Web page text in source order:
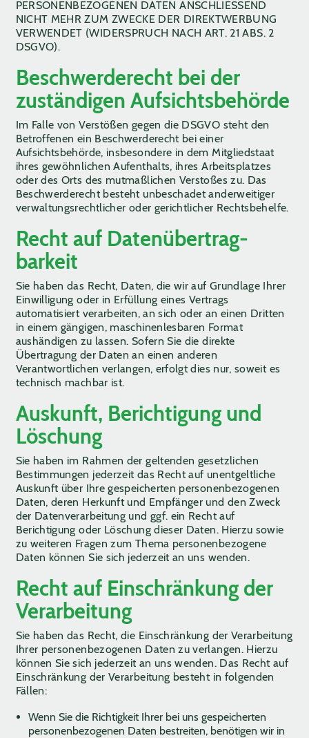
PERSONENBEZOGENEN DATEN ANSCHLIESSEND
NICHT MEHR ZUM ZWECKE DER DIREKTWERBUNG
VERWENDET (WIDERSPRUCH NACH ART. 21 ABS. 2
DSGVO).
Beschwerde­recht bei der
zuständigen Aufsichts­behörde
Im Falle von Verstößen gegen die DSGVO steht den
Betroffenen ein Beschwerderecht bei einer
Aufsichtsbehörde, insbesondere in dem Mitgliedstaat
ihres gewöhnlichen Aufenthalts, ihres Arbeitsplatzes
oder des Orts des mutmaßlichen Verstoßes zu. Das
Beschwerderecht besteht unbeschadet anderweitiger
verwaltungsrechtlicher oder gerichtlicher Rechtsbehelfe.
Recht auf Daten­übertrag­
barkeit
Sie haben das Recht, Daten, die wir auf Grundlage Ihrer
Einwilligung oder in Erfüllung eines Vertrags
automatisiert verarbeiten, an sich oder an einen Dritten
in einem gängigen, maschinenlesbaren Format
aushändigen zu lassen. Sofern Sie die direkte
Übertragung der Daten an einen anderen
Verantwortlichen verlangen, erfolgt dies nur, soweit es
technisch machbar ist.
Auskunft, Berichtigung und
Löschung
Sie haben im Rahmen der geltenden gesetzlichen
Bestimmungen jederzeit das Recht auf unentgeltliche
Auskunft über Ihre gespeicherten personenbezogenen
Daten, deren Herkunft und Empfänger und den Zweck
der Datenverarbeitung und ggf. ein Recht auf
Berichtigung oder Löschung dieser Daten. Hierzu sowie
zu weiteren Fragen zum Thema personenbezogene
Daten können Sie sich jederzeit an uns wenden.
Recht auf Einschränkung der
Verarbeitung
Sie haben das Recht, die Einschränkung der Verarbeitung
Ihrer personenbezogenen Daten zu verlangen. Hierzu
können Sie sich jederzeit an uns wenden. Das Recht auf
Einschränkung der Verarbeitung besteht in folgenden
Fällen:
Wenn Sie die Richtigkeit Ihrer bei uns gespeicherten
personenbezogenen Daten bestreiten, benötigen wir in